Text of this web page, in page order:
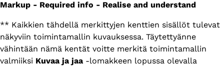
Markup - Required info - Realise and understand
** Kaikkien tähdellä merkittyjen kenttien sisällöt tulevat
näkyviin toimintamallin kuvauksessa. Täytettyänne
vähintään nämä kentät voitte merkitä toimintamallin
valmiiksi Kuvaa ja jaa -lomakkeen lopussa olevalla